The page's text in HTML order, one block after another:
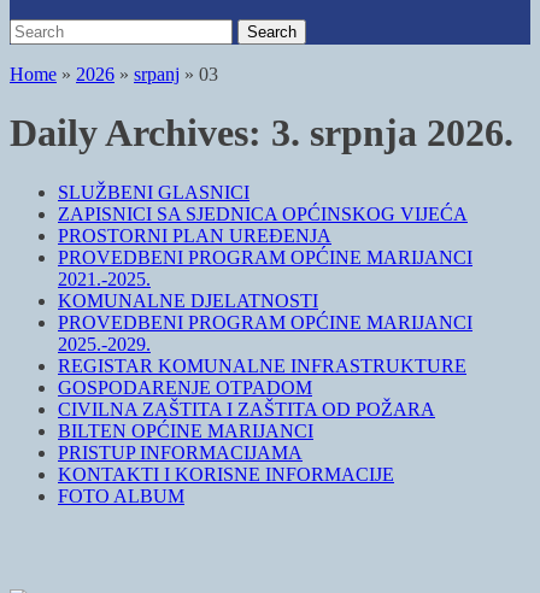
Search
for:
Search
Home » 2026 » srpanj » 03
Daily Archives: 3. srpnja 2026.
SLUŽBENI GLASNICI
ZAPISNICI SA SJEDNICA OPĆINSKOG VIJEĆA
PROSTORNI PLAN UREĐENJA
PROVEDBENI PROGRAM OPĆINE MARIJANCI
2021.-2025.
KOMUNALNE DJELATNOSTI
PROVEDBENI PROGRAM OPĆINE MARIJANCI
2025.-2029.
REGISTAR KOMUNALNE INFRASTRUKTURE
GOSPODARENJE OTPADOM
CIVILNA ZAŠTITA I ZAŠTITA OD POŽARA
BILTEN OPĆINE MARIJANCI
PRISTUP INFORMACIJAMA
KONTAKTI I KORISNE INFORMACIJE
FOTO ALBUM